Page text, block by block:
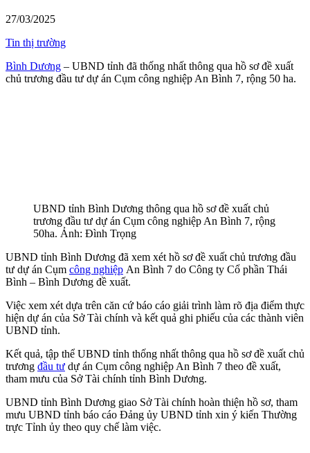
27/03/2025
Tin thị trường
Bình Dương – UBND tỉnh đã thống nhất thông qua hồ sơ đề xuất
chủ trương đầu tư dự án Cụm công nghiệp An Bình 7, rộng 50 ha.
UBND tỉnh Bình Dương thông qua hồ sơ đề xuất chủ
trương đầu tư dự án Cụm công nghiệp An Bình 7, rộng
50ha. Ảnh: Đình Trọng
UBND tỉnh Bình Dương đã xem xét hồ sơ đề xuất chủ trương đầu
tư dự án Cụm công nghiệp An Bình 7 do Công ty Cổ phần Thái
Bình – Bình Dương đề xuất.
Việc xem xét dựa trên căn cứ báo cáo giải trình làm rõ địa điểm thực
hiện dự án của Sở Tài chính và kết quả ghi phiếu của các thành viên
UBND tỉnh.
Kết quả, tập thể UBND tỉnh thống nhất thông qua hồ sơ đề xuất chủ
trương đầu tư dự án Cụm công nghiệp An Bình 7 theo đề xuất,
tham mưu của Sở Tài chính tỉnh Bình Dương.
UBND tỉnh Bình Dương giao Sở Tài chính hoàn thiện hồ sơ, tham
mưu UBND tỉnh báo cáo Đảng ủy UBND tỉnh xin ý kiến Thường
trực Tỉnh ủy theo quy chế làm việc.